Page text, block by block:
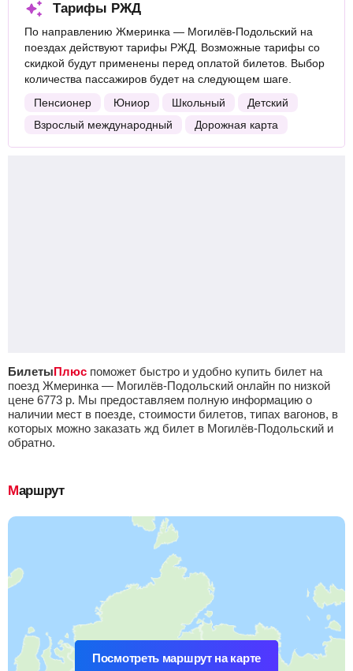
Тарифы РЖД
По направлению Жмеринка — Могилёв-Подольский на
поездах действуют тарифы РЖД. Возможные тарифы со
скидкой будут применены перед оплатой билетов. Выбор
количества пассажиров будет на следующем шаге.
Пенсионер
Юниор Школьный
Детский
Взрослый международный
Дорожная карта
БилетыПлюс поможет быстро и удобно купить билет на
поезд Жмеринка — Могилёв-Подольский онлайн по низкой
цене 6773 р. Мы предоставляем полную информацию о
наличии мест в поезде, стоимости билетов, типах вагонов, в
которых можно заказать жд билет в Могилёв-Подольский и
обратно.
Маршрут
Посмотреть маршрут на карте